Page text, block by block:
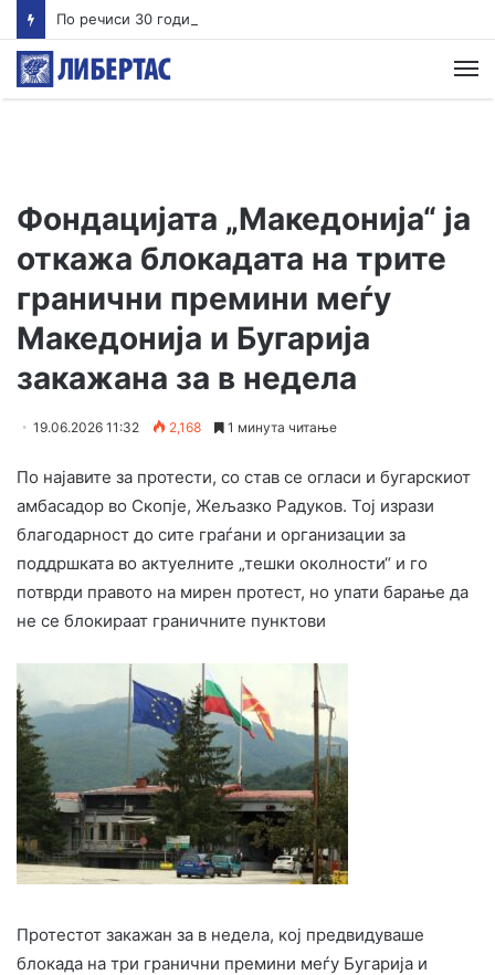
Фондацијата „Македонија“ ја
откажа блокадата на трите
гранични премини меѓу
Македонија и Бугарија
закажана за в недела
19.06.2026 11:32 2,168 1 минута читање
По најавите за протести, со став се огласи и бугарскиот
амбасадор во Скопје, Жељазко Радуков. Тој изрази
благодарност до сите граѓани и организации за
поддршката во актуелните „тешки околности“ и го
потврди правото на мирен протест, но упати барање да
не се блокираат граничните пунктови
Протестот закажан за в недела, кој предвидуваше
блокада на три гранични премини меѓу Бугарија и